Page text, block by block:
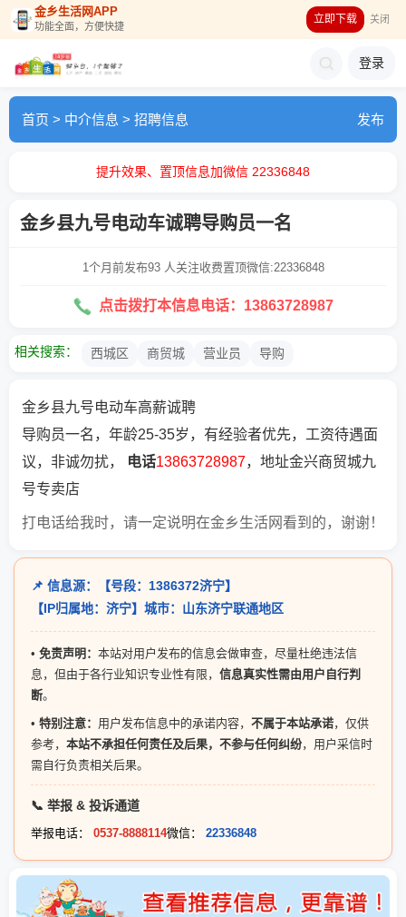
金乡生活网APP
功能全面，方便快捷
立即下载 关闭
登录
首页 > 中介信息 > 招聘信息 发布
提升效果、置顶信息加微信 22336848
金乡县九号电动车诚聘导购员一名
1个月前发布93 人关注收费置顶微信:22336848
点击拨打本信息电话：13863728987
相关搜索： 西城区 商贸城 营业员 导购
金乡县九号电动车高薪诚聘
导购员一名，年龄25-35岁，有经验者优先，工资待遇面
议，非诚勿扰，
电话13863728987，地址金兴商贸城九
号专卖店
打电话给我时，请一定说明在金乡生活网看到的，谢谢！
📌 信息源：【号段：1386372济宁】
【IP归属地：济宁】城市：山东济宁联通地区
• 免责声明： 本站对用户发布的信息会做审查，尽量杜绝违法信
息，但由于各行业知识专业性有限， 信息真实性需由用户自行判
断。
• 特别注意： 用户发布信息中的承诺内容， 不属于本站承诺，仅供
参考， 本站不承担任何责任及后果，不参与任何纠纷，用户采信时
需自行负责相关后果。
📞 举报 & 投诉通道
举报电话： 0537-8888114微信： 22336848